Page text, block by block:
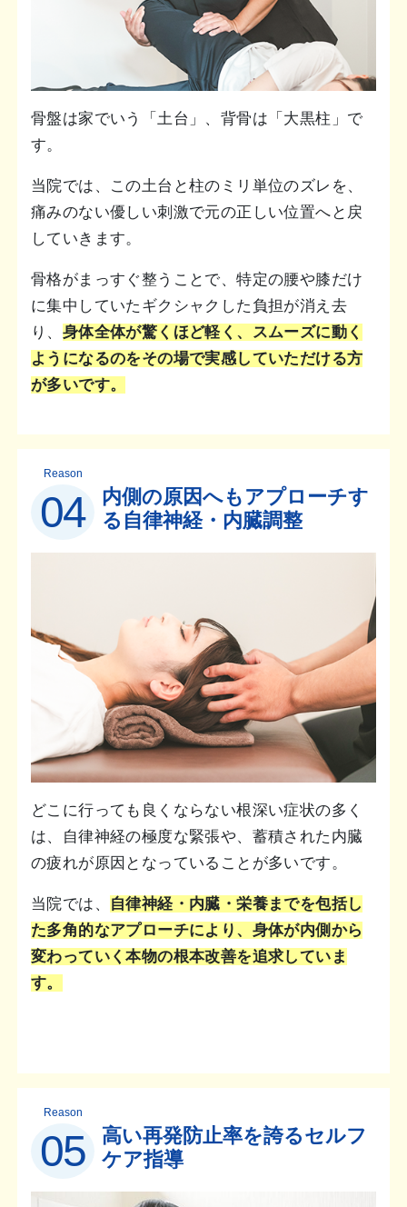
骨盤は家でいう「土台」、背骨は「大黒柱」で
す。
当院では、この土台と柱のミリ単位のズレを、
痛みのない優しい刺激で元の正しい位置へと戻
していきます。
骨格がまっすぐ整うことで、特定の腰や膝だけ
に集中していたギクシャクした負担が消え去
り、 身体全体が驚くほど軽く、スムーズに動く
ようになるのをその場で実感していただける方
が多いです。
Reason
04
内側の原因へもアプローチす
る自律神経・内臓調整
どこに行っても良くならない根深い症状の多く
は、自律神経の極度な緊張や、蓄積された内臓
の疲れが原因となっていることが多いです。
当院では、
自律神経・内臓・栄養までを包括し
た多角的なアプローチにより、身体が内側から
変わっていく本物の根本改善を追求していま
す。
Reason
05
高い再発防止率を誇るセルフ
ケア指導